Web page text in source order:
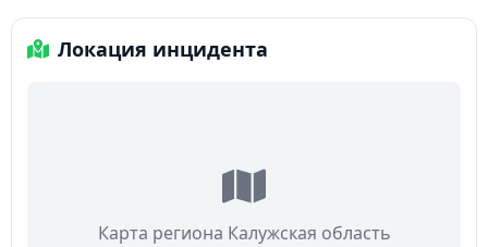
Локация инцидента
Карта региона Калужская область